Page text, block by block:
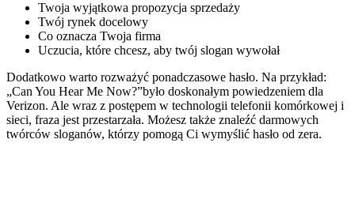
Twoja wyjątkowa propozycja sprzedaży
Twój rynek docelowy
Co oznacza Twoja firma
Uczucia, które chcesz, aby twój slogan wywołał
Dodatkowo warto rozważyć ponadczasowe hasło. Na przykład:
„Can You Hear Me Now?”było doskonałym powiedzeniem dla
Verizon. Ale wraz z postępem w technologii telefonii komórkowej i
sieci, fraza jest przestarzała. Możesz także znaleźć darmowych
twórców sloganów, którzy pomogą Ci wymyślić hasło od zera.